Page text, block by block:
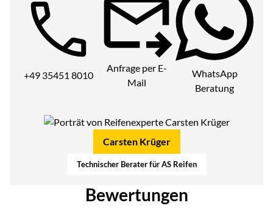
Telefon:
+49 35451 8010
Anfrage per E-
Mail
WhatsApp
Beratung
Carsten Krüger
Technischer Berater für AS Reifen
Bewertungen